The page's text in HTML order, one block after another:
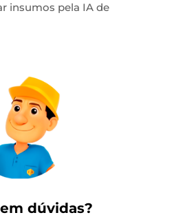
insumos pela IA de
dúvidas?